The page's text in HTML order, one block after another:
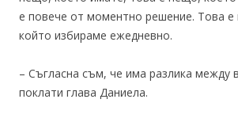
е повече от моментно решение. Това е
който избираме ежедневно.
– Съгласна съм, че има разлика между
поклати глава Даниела.